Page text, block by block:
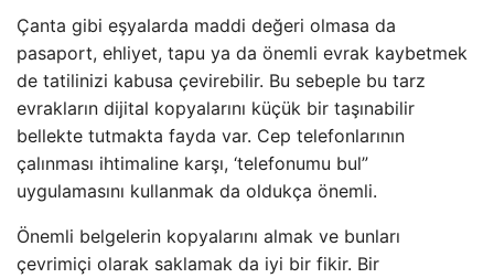
Çanta gibi eşyalarda maddi değeri olmasa da
pasaport, ehliyet, tapu ya da önemli evrak kaybetmek
de tatilinizi kabusa çevirebilir. Bu sebeple bu tarz
evrakların dijital kopyalarını küçük bir taşınabilir
bellekte tutmakta fayda var. Cep telefonlarının
çalınması ihtimaline karşı, ‘telefonumu bul”
uygulamasını kullanmak da oldukça önemli.
Önemli belgelerin kopyalarını almak ve bunları
çevrimiçi olarak saklamak da iyi bir fikir. Bir